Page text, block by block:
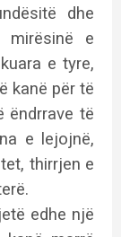
dhe
e
e tyre,
kanë për të
ëndrrave të
e lejojnë,
thirrjen e
edhe një